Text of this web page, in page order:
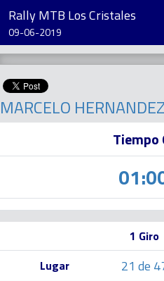
Rally MTB Los Cristales
09-06-2019
MARCELO
Tiempo
1 Giro
Lugar
21 de